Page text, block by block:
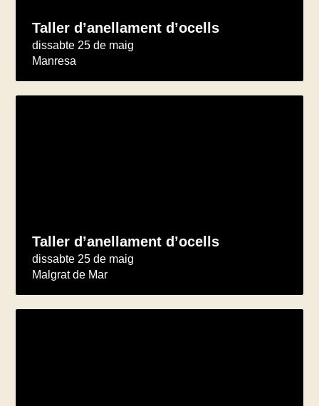
Taller d’anellament d’ocells
dissabte 25 de maig
Manresa
Taller d’anellament d’ocells
dissabte 25 de maig
Malgrat de Mar